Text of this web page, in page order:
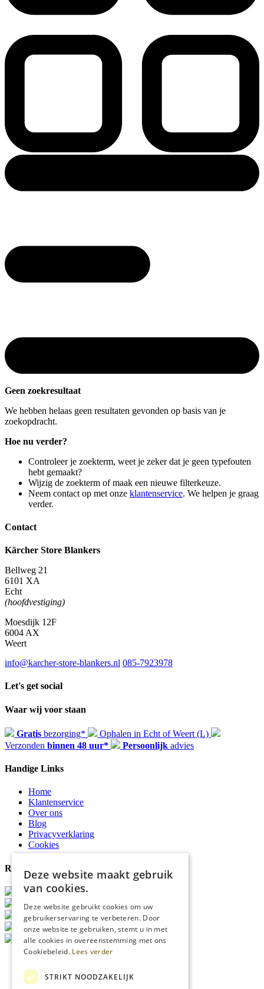
Geen zoekresultaat
We hebben helaas geen resultaten gevonden op basis van je
zoekopdracht.
Hoe nu verder?
Controleer je zoekterm, weet je zeker dat je geen typefouten
hebt gemaakt?
Wijzig de zoekterm of maak een nieuwe filterkeuze.
Neem contact op met onze klantenservice. We helpen je graag
verder.
Contact
Kärcher Store Blankers
Bellweg 21
6101 XA
Echt
(hoofdvestiging)
Moesdijk 12F
6004 AX
Weert
info@karcher-store-blankers.nl 085-7923978
Let's get social
Waar wij voor staan
Gratis bezorging*
Ophalen in Echt of Weert (L)
Verzonden binnen 48 uur* Persoonlijk advies
Handige Links
Home
Klantenservice
Over ons
Blog
Privacyverklaring
Cookies
Reviewmerk
Deze website maakt gebruik
van cookies.
Deze website gebruikt cookies om uw
gebruikerservaring te verbeteren. Door
onze website te gebruiken, stemt u in met
alle cookies in overeenstemming met ons
Cookiebeleid. Lees verder
STRIKT NOODZAKELIJK